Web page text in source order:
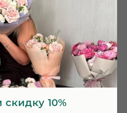
10%
7 800